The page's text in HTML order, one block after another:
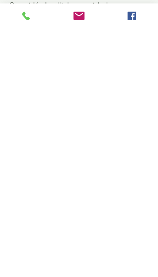
Cuautitlán Izcalli, la seguridad es una
responsabilidad de todos los días;